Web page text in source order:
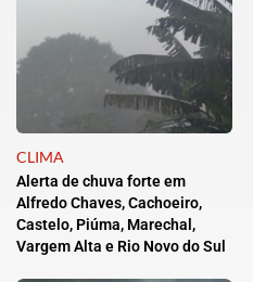
CLIMA
Alerta de chuva forte em
Alfredo Chaves, Cachoeiro,
Castelo, Piúma, Marechal,
Vargem Alta e Rio Novo do Sul